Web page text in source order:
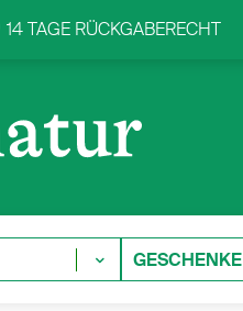
14 TAGE RÜCKGABERECHT
GESCHENKE